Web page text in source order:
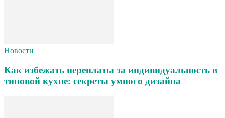
Новости
Как избежать переплаты за индивидуальность в
типовой кухне: секреты умного дизайна